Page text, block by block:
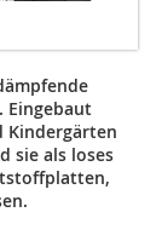
Eingebaut
Kindergärten
sie als loses